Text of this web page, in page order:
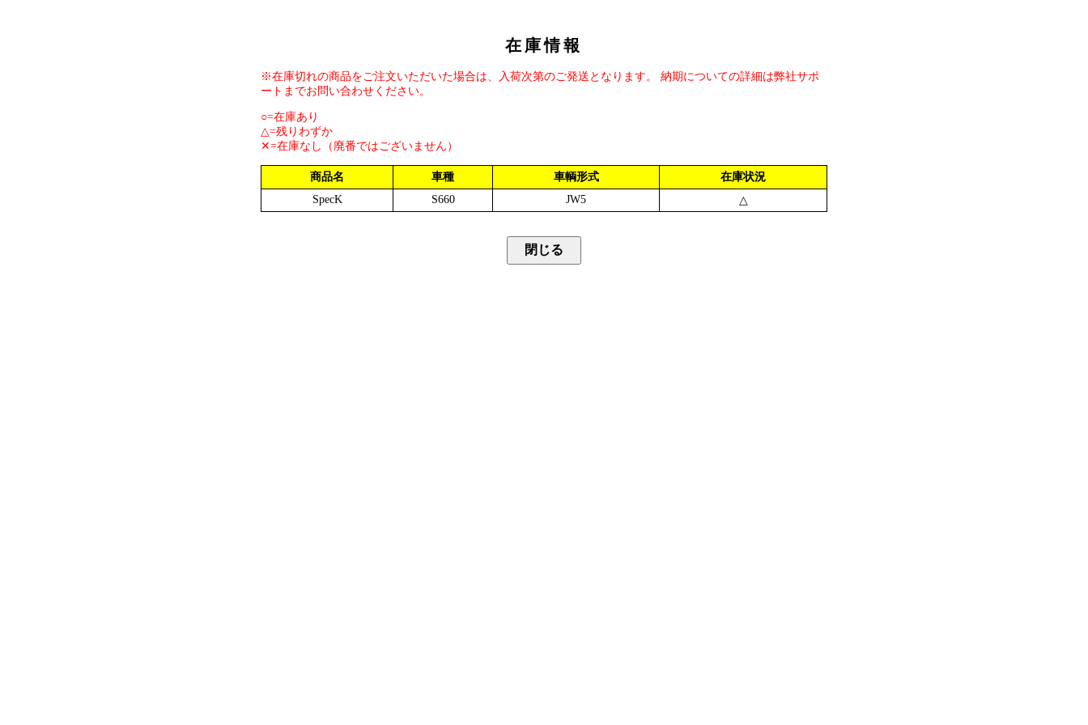
在庫情報
※在庫切れの商品をご注文いただいた場合は、入荷次第のご発送となります。 納期についての詳細は弊社サポ
ートまでお問い合わせください。
○=在庫あり
△=残りわずか
✕=在庫なし（廃番ではございません）
商品名 車種 車輌形式
在庫状況
SpecK
S660 JW5 △